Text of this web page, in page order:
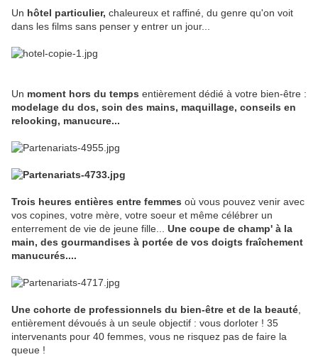
Un hôtel particulier, chaleureux et raffiné, du genre qu'on voit
dans les films sans penser y entrer un jour...
Un moment hors du temps entièrement dédié à votre bien-être :
modelage du dos, soin des mains, maquillage, conseils en
relooking, manucure...
Trois heures entières entre femmes où vous pouvez venir avec
vos copines, votre mère, votre soeur et même célébrer un
enterrement de vie de jeune fille... Une coupe de champ' à la
main, des gourmandises à portée de vos doigts fraîchement
manucurés....
Une cohorte de professionnels du bien-être et de la beauté
entièrement dévoués à un seule objectif : vous dorloter ! 35
intervenants pour 40 femmes, vous ne risquez pas de faire la
queue !